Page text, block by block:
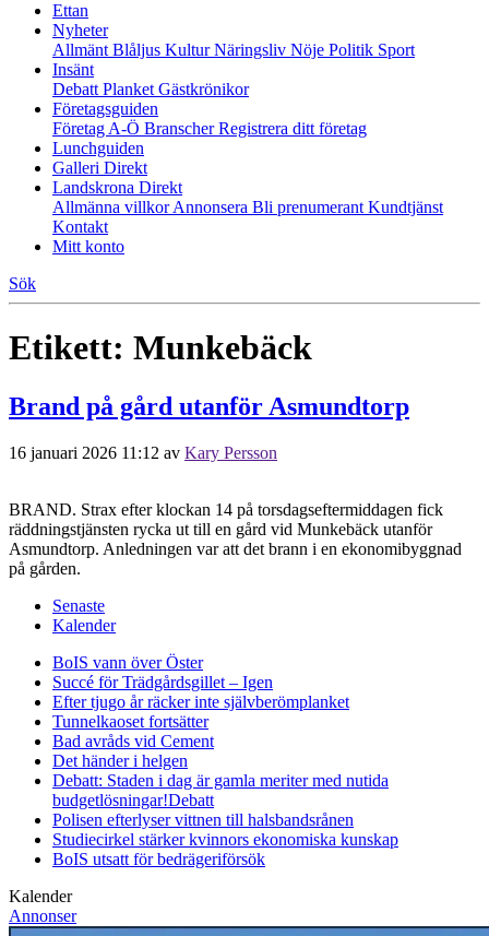
Ettan
Nyheter
Allmänt Blåljus KulturNäringsliv Nöje Politik Sport
Insänt
Debatt Planket Gästkrönikor
Företagsguiden
Företag A-Ö BranscherRegistrera ditt företag
Lunchguiden
Galleri Direkt
Landskrona Direkt
Allmänna villkorAnnonsera Bli prenumerant Kundtjänst
Kontakt
Mitt konto
Sök
Etikett: Munkebäck
Brand på gård utanför Asmundtorp
16 januari 2026 11:12 av Kary Persson
BRAND. Strax efter klockan 14 på torsdagseftermiddagen fick
räddningstjänsten rycka ut till en gård vid Munkebäck utanför
Asmundtorp. Anledningen var att det brann i en ekonomibyggnad
på gården.
Senaste
Kalender
BoIS vann över Öster
Succé för Trädgårdsgillet – Igen
Efter tjugo år räcker inte självberömplanket
Tunnelkaoset fortsätter
Bad avråds vid Cement
Det händer i helgen
Debatt: Staden i dag är gamla meriter med nutida
budgetlösningar!Debatt
Polisen efterlyser vittnen till halsbandsrånen
Studiecirkel stärker kvinnors ekonomiska kunskap
BoIS utsatt för bedrägeriförsök
Kalender
Annonser